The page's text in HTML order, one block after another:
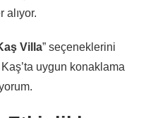
alıyor.
Villa” seçeneklerini
uygun konaklama